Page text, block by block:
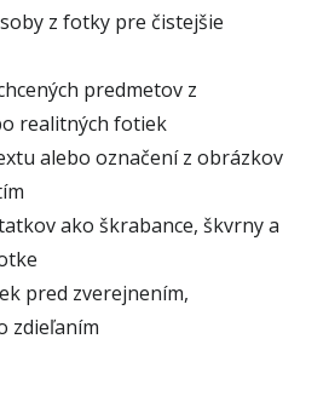
z fotky pre čistejšie
predmetov z
realitných fotiek
alebo označení z obrázkov
ako škrabance, škvrny a
pred zverejnením,
zdieľaním